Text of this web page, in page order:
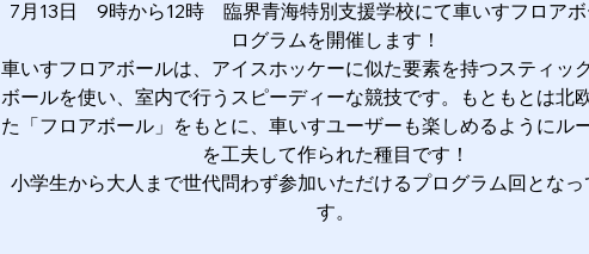
7月13日 9時から12時 臨界青海特別支援学校にて車いすフロアボ
ログラムを開催します！
車いすフロアボールは、アイスホッケーに似た要素を持つスティッ
ボールを使い、室内で行うスピーディーな競技です。もともとは北
た「フロアボール」をもとに、車いすユーザーも楽しめるようにル
を工夫して作られた種目です！
小学生から大人まで世代問わず参加いただけるプログラム回となっ
す。